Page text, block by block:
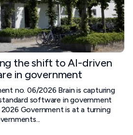
the shift to AI-driven
in government
no. 06/2026 Brain is capturing
software in government
Government is at a turning